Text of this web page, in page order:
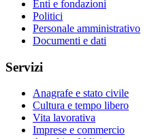
Enti e fondazioni
Politici
Personale amministrativo
Documenti e dati
Servizi
Anagrafe e stato civile
Cultura e tempo libero
Vita lavorativa
Imprese e commercio